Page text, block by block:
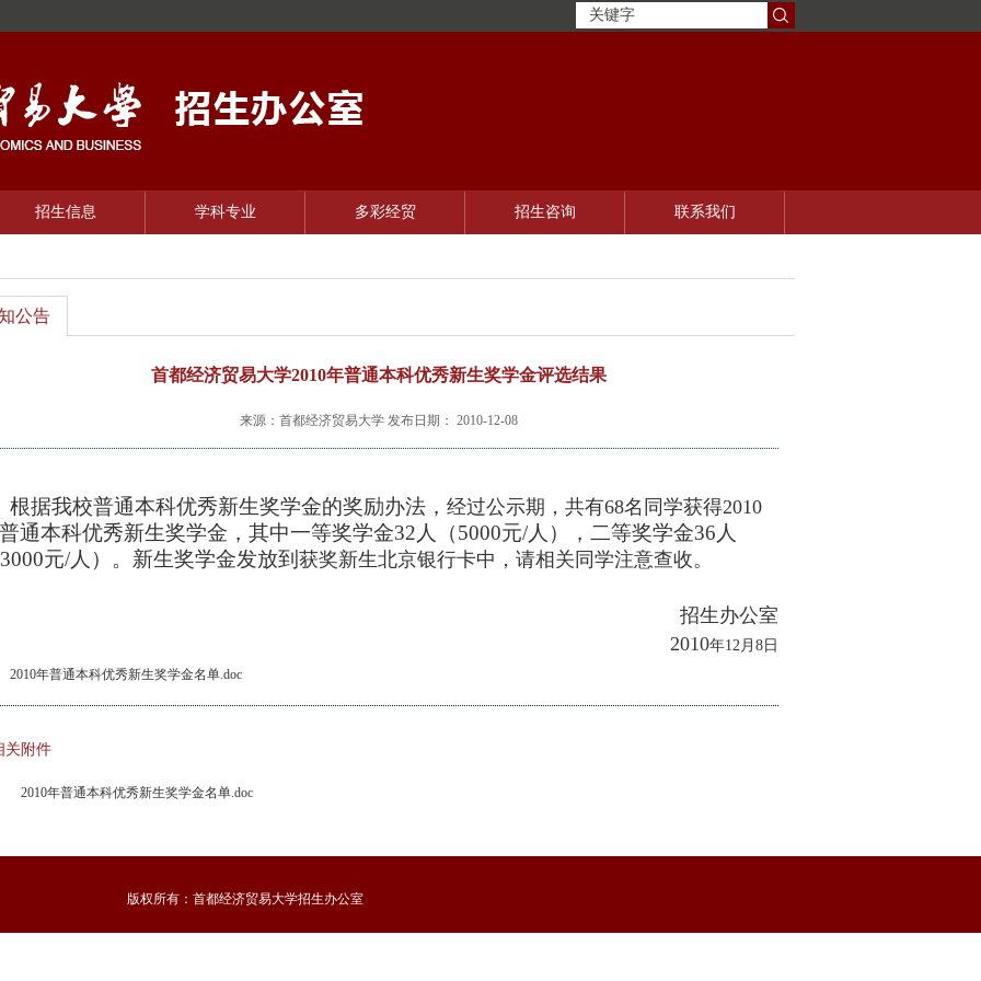
招生信息 学科专业 多彩经贸 招生咨询 联系我们
公告
首都经济贸易大学2010年普通本科优秀新生奖学金评选结果
来源：首都经济贸易大学 发布日期： 2010-12-08
根据我校普通本科优秀新生奖学金的奖励办法， 经过公示期，共有68名同学获得2010
通本科优秀新生奖学金，其中一等奖学金32人（5000元/人），二等奖学金36人
元/人）。新生奖学金发放到 获奖新生北京银行卡中，请相关同学注意查收。
招生办公室
2010年12月8日
2010年普通本科优秀新生奖学金名单.doc
关附件
2010年普通本科优秀新生奖学金名单.doc
版权所有：首都经济贸易大学招生办公室